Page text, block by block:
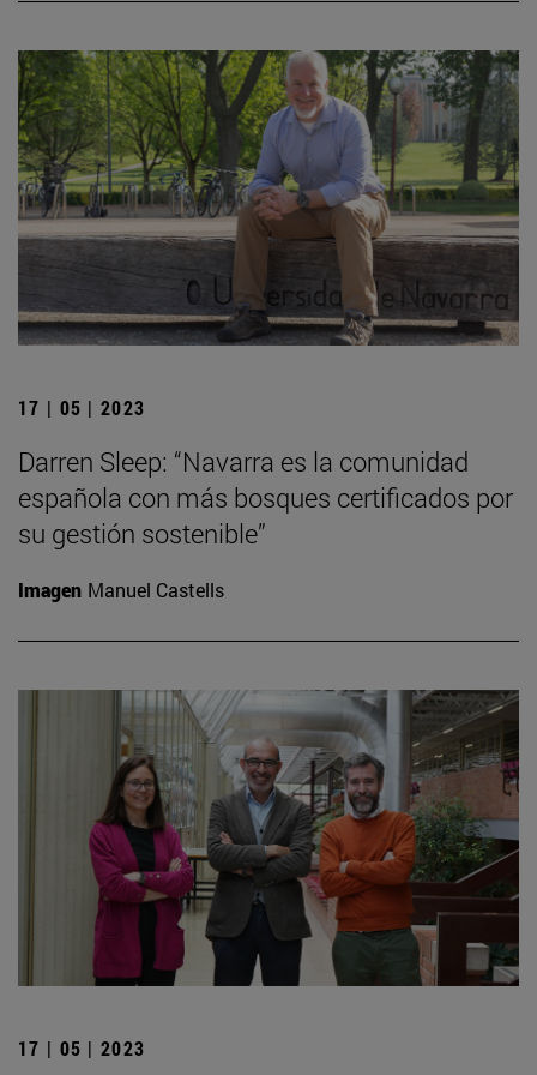
17 | 05 | 2023
Darren Sleep: “Navarra es la comunidad
española con más bosques certificados por
su gestión sostenible”
Imagen Manuel Castells
17 | 05 | 2023